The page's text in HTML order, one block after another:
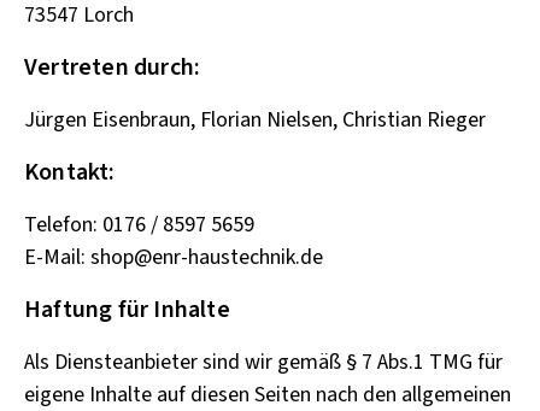
73547 Lorch
Vertreten durch:
Jürgen Eisenbraun, Florian Nielsen, Christian Rieger
Kontakt:
Telefon: 0176 / 8597 5659
E-Mail: shop@enr-haustechnik.de
Haftung für Inhalte
Als Diensteanbieter sind wir gemäß § 7 Abs.1 TMG für
eigene Inhalte auf diesen Seiten nach den allgemeinen